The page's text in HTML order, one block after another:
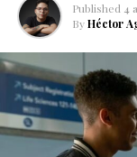
Published 4
By Héctor